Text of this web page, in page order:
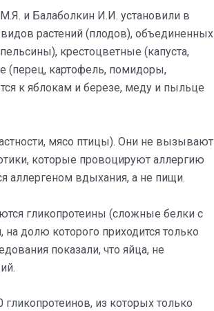
и Балаболкин И.И. установили в
растений (плодов), объединенных
крестоцветные (капуста,
(перец, картофель, помидоры,
к яблокам и березе, меду и пыльце
мясо птицы). Они не вызывают
которые провоцируют аллергию
аллергеном вдыхания, а не пищи.
гликопротеины (сложные белки с
долю которого приходится только
показали, что яйца, не
из которых только